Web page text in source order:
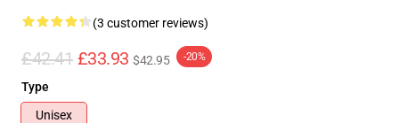
(3 customer reviews)
£42.41 £33.93 $42.95 -20%
Type
Unisex